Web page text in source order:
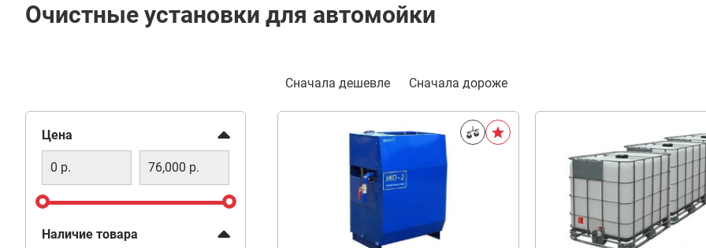
Очистные установки для автомойки
Фильтр
Цена
Наличие товара
Сначала дешевле Сначала дороже
Фильтр